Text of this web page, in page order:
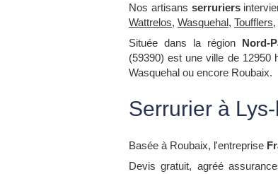
Nos artisans serruriers
Wattrelos, Wasquehal, Toufflers,
Située dans la région Nord-
(59390) est une ville de 12950
Wasquehal ou encore Roubaix.
Serrurier à
Basée à Roubaix, l'entreprise
Devis gratuit, agréé